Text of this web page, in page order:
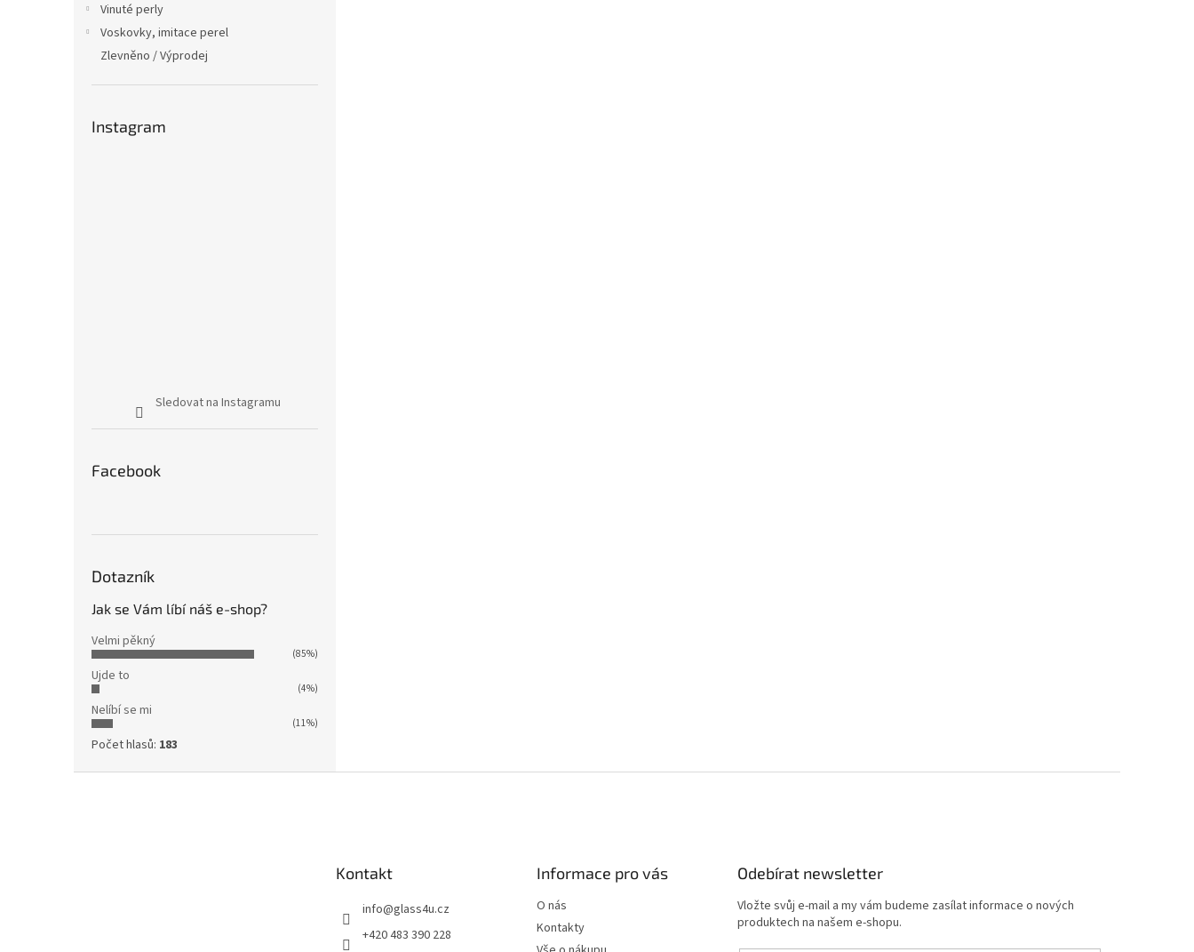
Vinuté perly
Voskovky, imitace perel
Zlevněno / Výprodej
Instagram
Sledovat na Instagramu
Facebook
Dotazník
Jak se Vám líbí náš e-shop?
Velmi pěkný
(85%)
Ujde to
(4%)
Nelíbí se mi
(11%)
Počet hlasů: 183
Kontakt
info@glass4u.cz
+420 483 390 228
Informace pro vás
O nás
Kontakty
Odebírat newsletter
Vložte svůj e-mail a my vám budeme zasílat informace o nových
produktech na našem e-shopu.